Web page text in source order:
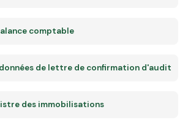
comptable
de lettre de confirmation d'audit
des immobilisations